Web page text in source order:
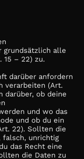
grundsätzlich alle
15 – 22) zu.
darüber anfordern
verarbeiten (Art.
darüber, ob deine
und wo das
und ob du ein
22). Sollten die
falsch, unrichtig
das Recht eine
die Daten zu